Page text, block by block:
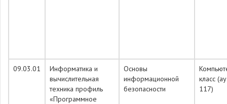
09.03.01
Информатика и
вычислительная
техника профиль
«Программное
Основы
информационной
безопасности
класс
117)